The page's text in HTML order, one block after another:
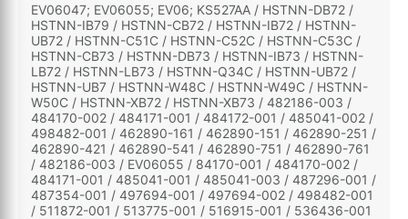
EV06047; EV06055; EV06; KS527AA / HSTNN-DB72 /
HSTNN-IB79 / HSTNN-CB72 / HSTNN-IB72 / HSTNN-
UB72 / HSTNN-C51C / HSTNN-C52C / HSTNN-C53C /
HSTNN-CB73 / HSTNN-DB73 / HSTNN-IB73 / HSTNN-
LB72 / HSTNN-LB73 / HSTNN-Q34C / HSTNN-UB72 /
HSTNN-UB7 / HSTNN-W48C / HSTNN-W49C / HSTNN-
W50C / HSTNN-XB72 / HSTNN-XB73 / 482186-003 /
484170-002 / 484171-001 / 484172-001 / 485041-002 /
498482-001 / 462890-161 / 462890-151 / 462890-251 /
462890-421 / 462890-541 / 462890-751 / 462890-761
/ 482186-003 / EV06055 / 84170-001 / 484170-002 /
484171-001 / 485041-001 / 485041-003 / 487296-001 /
487354-001 / 497694-001 / 497694-002 / 498482-001
/ 511872-001 / 513775-001 / 516915-001 / 536436-001